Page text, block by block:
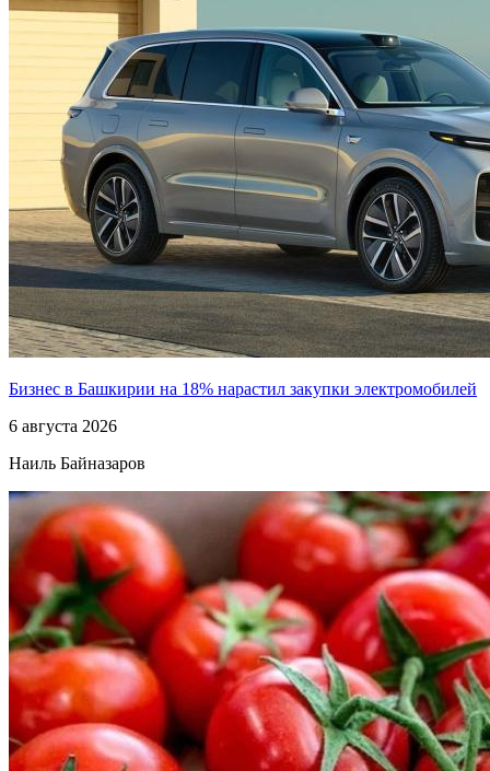
Бизнес в Башкирии на 18% нарастил закупки электромобилей
6 августа 2026
Наиль Байназаров